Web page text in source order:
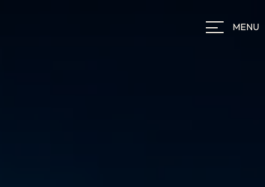
MENU